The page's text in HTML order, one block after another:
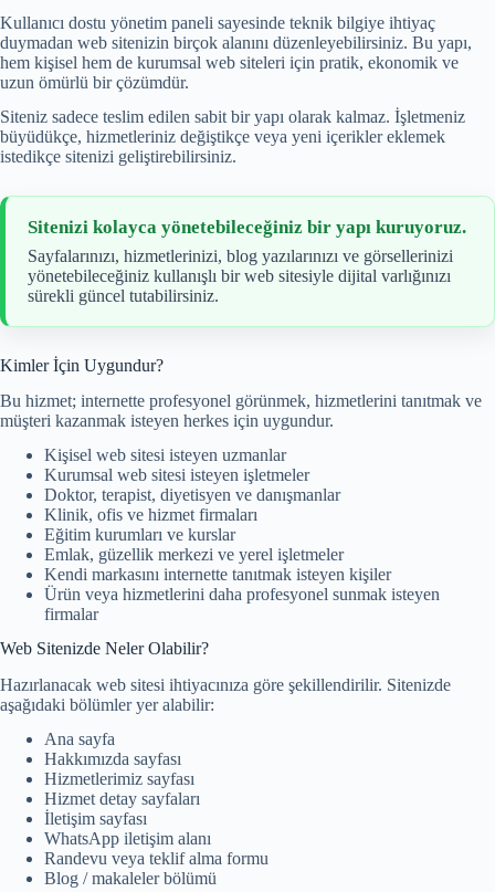
Kullanıcı dostu yönetim paneli sayesinde teknik bilgiye ihtiyaç
duymadan web sitenizin birçok alanını düzenleyebilirsiniz. Bu yapı,
hem kişisel hem de kurumsal web siteleri için pratik, ekonomik ve
uzun ömürlü bir çözümdür.
Siteniz sadece teslim edilen sabit bir yapı olarak kalmaz. İşletmeniz
büyüdükçe, hizmetleriniz değiştikçe veya yeni içerikler eklemek
istedikçe sitenizi geliştirebilirsiniz.
Sitenizi kolayca yönetebileceğiniz bir yapı kuruyoruz.
Sayfalarınızı, hizmetlerinizi, blog yazılarınızı ve görsellerinizi
yönetebileceğiniz kullanışlı bir web sitesiyle dijital varlığınızı
sürekli güncel tutabilirsiniz.
Kimler İçin Uygundur?
Bu hizmet; internette profesyonel görünmek, hizmetlerini tanıtmak ve
müşteri kazanmak isteyen herkes için uygundur.
Kişisel web sitesi isteyen uzmanlar
Kurumsal web sitesi isteyen işletmeler
Doktor, terapist, diyetisyen ve danışmanlar
Klinik, ofis ve hizmet firmaları
Eğitim kurumları ve kurslar
Emlak, güzellik merkezi ve yerel işletmeler
Kendi markasını internette tanıtmak isteyen kişiler
Ürün veya hizmetlerini daha profesyonel sunmak isteyen
firmalar
Web Sitenizde Neler Olabilir?
Hazırlanacak web sitesi ihtiyacınıza göre şekillendirilir. Sitenizde
aşağıdaki bölümler yer alabilir:
Ana sayfa
Hakkımızda sayfası
Hizmetlerimiz sayfası
Hizmet detay sayfaları
İletişim sayfası
WhatsApp iletişim alanı
Randevu veya teklif alma formu
Blog / makaleler bölümü